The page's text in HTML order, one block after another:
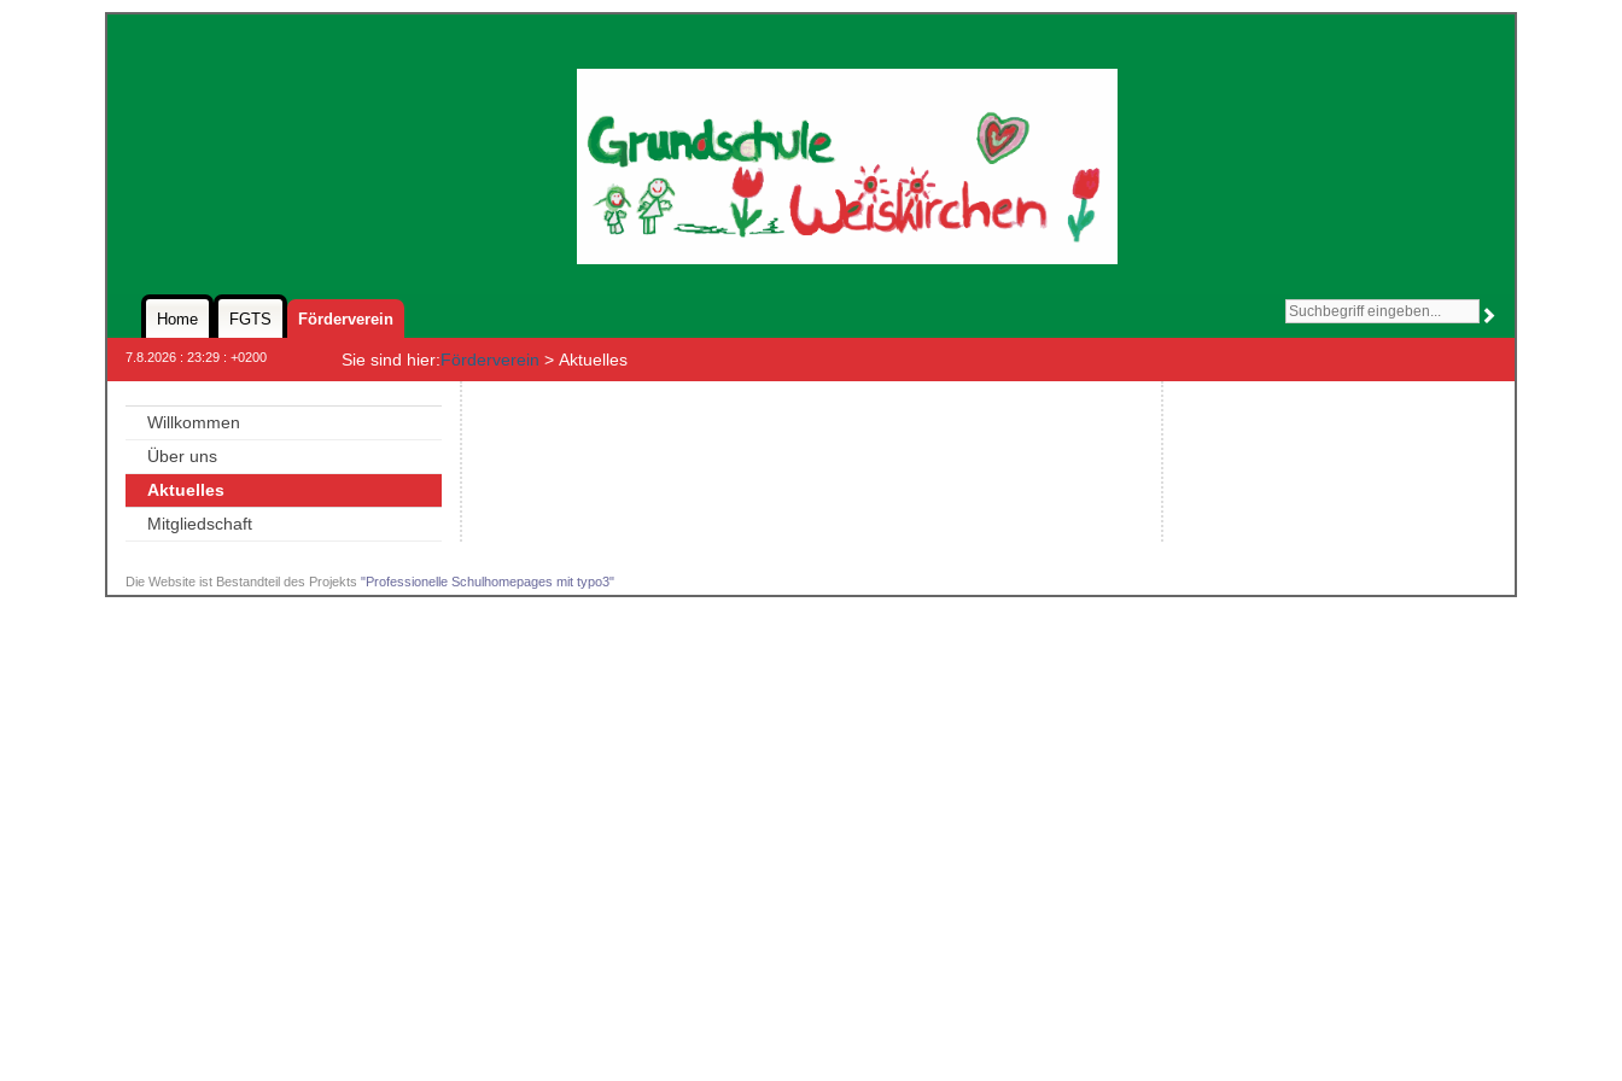
Home FGTS Förderverein
Sie sind hier:Förderverein > Aktuelles
7.8.2026 : 23:29 : +0200
Willkommen
Über uns
Aktuelles
Mitgliedschaft
Die Website ist Bestandteil des Projekts "Professionelle Schulhomepages mit typo3"